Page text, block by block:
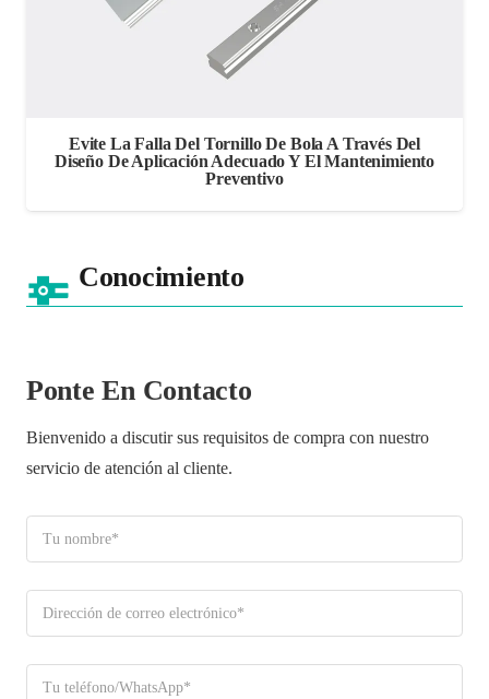
Evite La Falla Del Tornillo De Bola A Través Del
Diseño De Aplicación Adecuado Y El Mantenimiento
Preventivo
Conocimiento
Ponte En Contacto
Bienvenido a discutir sus requisitos de compra con nuestro
servicio de atención al cliente.